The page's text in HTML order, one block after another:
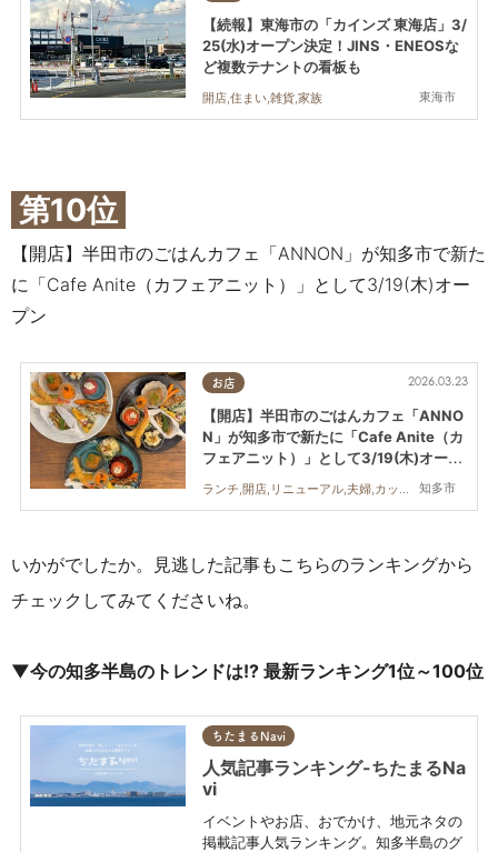
東海市
【続報】東海市の「カインズ 東海店」3/
25(水)オープン決定！JINS・ENEOSな
ど複数テナントの看板も
開店,住まい,雑貨,家族
第10位
【開店】半田市のごはんカフェ「ANNON」が知多市で新た
に「Cafe Anite（カフェアニット）」として3/19(木)オー
プン
お店
知多市
2026.03.23
【開店】半田市のごはんカフェ「ANNO
N」が知多市で新たに「Cafe Anite（カ
フェアニット）」として3/19(木)オープ
いかがでしたか。見逃した記事もこちらのランキングから
チェックしてみてくださいね。
▼今の知多半島のトレンドは!? 最新ランキング1位～100位
ちたまるNavi
人気記事ランキング-ちたまるNa
vi
イベントやお店、おでかけ、地元ネタの
掲載記事人気ランキング。知多半島のグ